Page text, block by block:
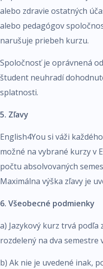
alebo zdravie ostatných
alebo pedagógov
narušuje priebeh kurzu.
Spoločnosť je oprávnená
študent neuhradí
splatnosti.
5. Zľavy
English4You si váži
možné na vybrané kurzy v
počtu absolvovaných
Maximálna výška zľavy je
6. Všeobecné podmienky
a) Jazykový kurz trvá podľa
rozdelený na dva semestre
b) Ak nie je uvedené inak,